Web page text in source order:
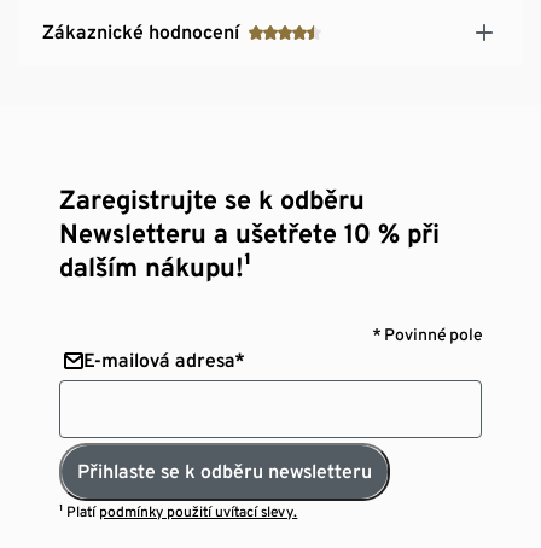
Zákaznické hodnocení
Zaregistrujte se k odběru
Newsletteru a ušetřete 10 % při
dalším nákupu!¹
* Povinné pole
E-mailová adresa*
Přihlaste se k odběru newsletteru
¹ Platí podmínky použití uvítací slevy.